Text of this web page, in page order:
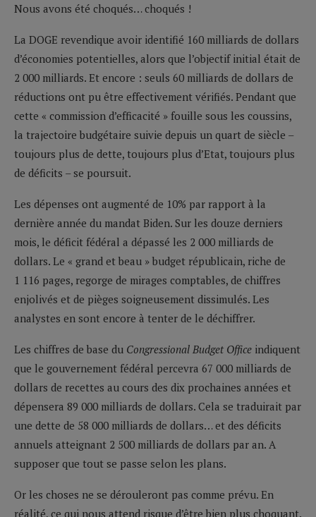
Nous avons été choqués… choqués !
La DOGE revendique avoir identifié 160 milliards de dollars
d’économies potentielles, alors que l’objectif initial était de
2 000 milliards. Et encore : seuls 60 milliards de dollars de
réductions ont pu être effectivement vérifiés. Pendant que
cette « commission d’efficacité » fouille sous les coussins,
la trajectoire budgétaire suivie depuis un quart de siècle –
toujours plus de dette, toujours plus d’Etat, toujours plus
de déficits – se poursuit.
Les dépenses ont augmenté de 10% par rapport à la
dernière année du mandat Biden. Sur les douze derniers
mois, le déficit fédéral a dépassé les 2 000 milliards de
dollars. Le « grand et beau » budget républicain, riche de
1 116 pages, regorge de mirages comptables, de chiffres
enjolivés et de pièges soigneusement dissimulés. Les
analystes en sont encore à tenter de le déchiffrer.
Les chiffres de base du Congressional Budget Office indiquent
que le gouvernement fédéral percevra 67 000 milliards de
dollars de recettes au cours des dix prochaines années et
dépensera 89 000 milliards de dollars. Cela se traduirait par
une dette de 58 000 milliards de dollars… et des déficits
annuels atteignant 2 500 milliards de dollars par an. A
supposer que tout se passe selon les plans.
Or les choses ne se dérouleront pas comme prévu. En
réalité, ce qui nous attend risque d’être bien plus choquant.